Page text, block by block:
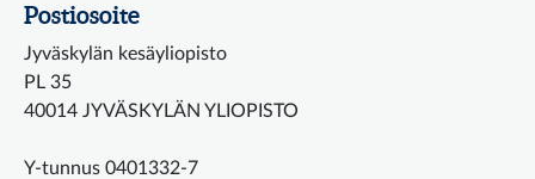
Postiosoite
Jyväskylän kesäyliopisto
PL 35
40014 JYVÄSKYLÄN YLIOPISTO
Y-tunnus 0401332-7